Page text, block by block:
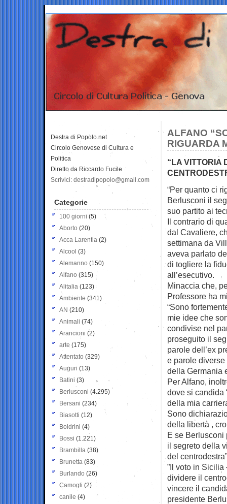
ALFANO
RIGUARDA
“LA VITTORIA
“Per quanto ci
Berlusconi il
suo partito ai
Il contrario di
dal Cavaliere,
settimana da
aveva parlato
di togliere la
all’esecutivo.
Minaccia che,
Professore ha
“Sono
mie idee che
condivise nel
proseguito il
parole dell’ex
e parole
della Germania
Per Alfano,
dove si candida
della mia
Sono
della libertà ,
E se Berlusconi
il segreto della
del
”Il voto in
dividere il
vincere il
presidente
Destra di Popolo.net
Circolo Genovese di Cultura e
Politica
Diretto da Riccardo Fucile
Scrivici: destradipopolo@gmail.com
Categorie
100 giorni (5)
Aborto (20)
Acca Larentia (2)
Alcool (3)
Alemanno (150)
Alfano (315)
Alitalia (123)
Ambiente (341)
AN (210)
Animali (74)
Arancioni (2)
arte (175)
Attentato (329)
Auguri (13)
Batini (3)
Berlusconi (4.295)
Bersani (234)
Biasotti (12)
Boldrini (4)
Bossi (1.221)
Brambilla (38)
Brunetta (83)
Burlando (26)
Camogli (2)
canile (4)